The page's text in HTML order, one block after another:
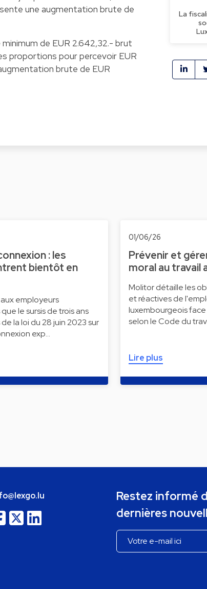
une augmentation brute de
minimum de EUR 2.642,32.- brut
proportions pour percevoir EUR
brute de EUR
La
: les
bientôt en
employeurs
le sursis de trois ans
la loi du 28 juin 2023 sur
exp…
01/06/26
Prévenir et
moral au travail
Molitor détaille les
et réactives de
luxembourgeois
selon le Code du
Lire plus
Restez informé
dernières